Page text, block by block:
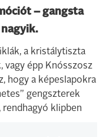
– gangsta
a kristálytiszta
vagy épp Knósszosz
hogy a képeslapokra
gengszterek
rendhagyó klipben